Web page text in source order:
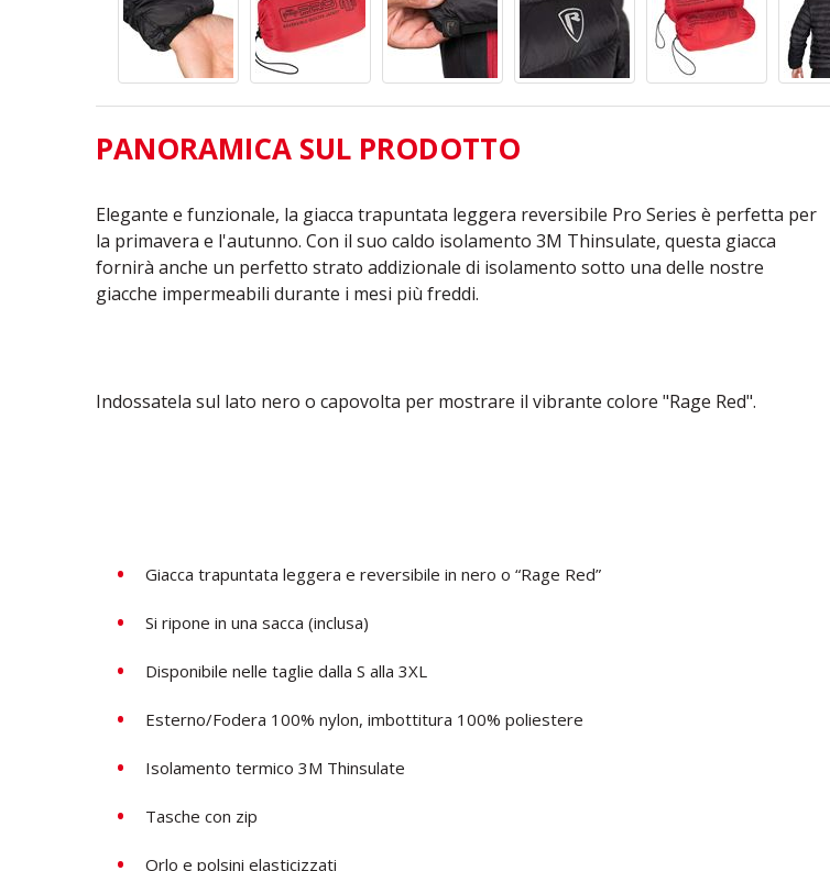
PANORAMICA SUL PRODOTTO
Elegante e funzionale, la giacca trapuntata leggera reversibile Pro Series è perfetta per
la primavera e l'autunno. Con il suo caldo isolamento 3M Thinsulate, questa giacca
fornirà anche un perfetto strato addizionale di isolamento sotto una delle nostre
giacche impermeabili durante i mesi più freddi.
Indossatela sul lato nero o capovolta per mostrare il vibrante colore "Rage Red".
Giacca trapuntata leggera e reversibile in nero o “Rage Red”
Si ripone in una sacca (inclusa)
Disponibile nelle taglie dalla S alla 3XL
Esterno/Fodera 100% nylon, imbottitura 100% poliestere
Isolamento termico 3M Thinsulate
Tasche con zip
Orlo e polsini elasticizzati